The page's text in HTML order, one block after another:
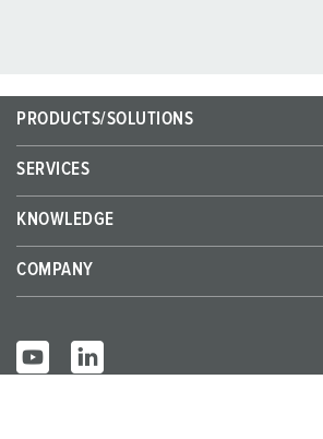
PRODUCTS/SOLUTIONS
SERVICES
KNOWLEDGE
COMPANY